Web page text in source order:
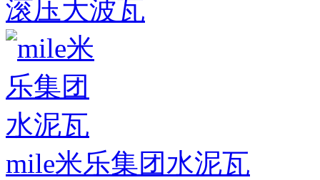
滚压大波瓦
mile米乐集团水泥瓦